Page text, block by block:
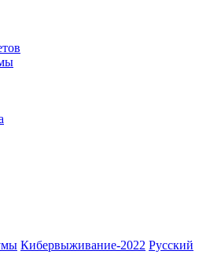
Кибервыживание-2022 Русский